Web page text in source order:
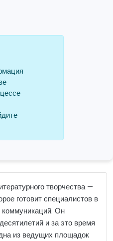
творчества —
готовит специалистов в
Он
и за это время
из ведущих площадок